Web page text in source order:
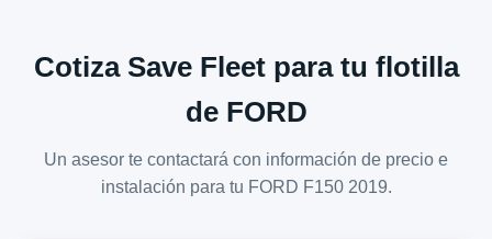
Cotiza Save Fleet para tu flotilla
de FORD
Un asesor te contactará con información de precio e
instalación para tu FORD F150 2019.